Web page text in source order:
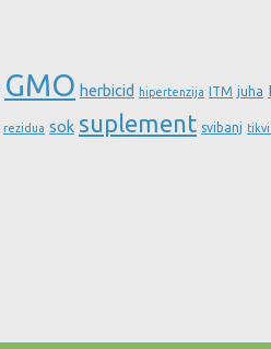
GMO herbicid hipertenzija ITM juha
rezidua sok suplement svibanj